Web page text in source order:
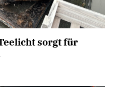
sorgt für